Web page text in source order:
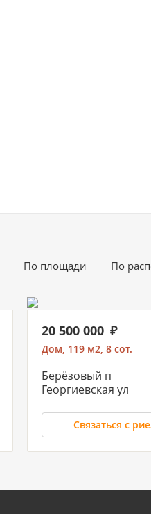
По площади По
20 500 000
Дом, 119 м2, 8 сот.
Берёзовый п
Георгиевская ул
Связаться с